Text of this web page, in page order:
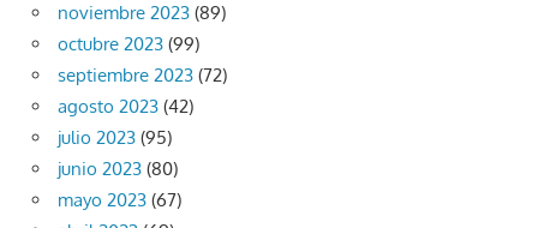
noviembre 2023 (89)
octubre 2023 (99)
septiembre 2023 (72)
agosto 2023 (42)
julio 2023 (95)
junio 2023 (80)
mayo 2023 (67)